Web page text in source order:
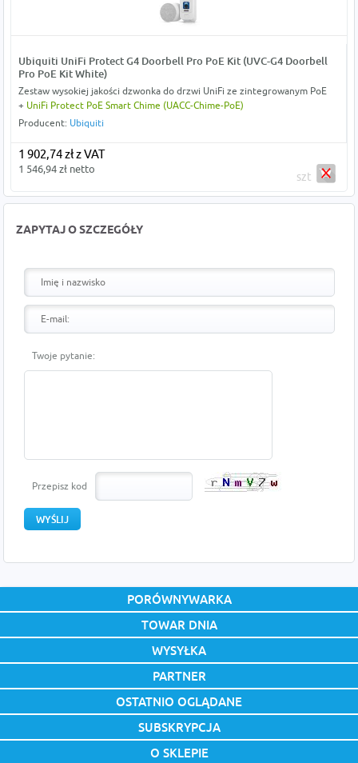
Ubiquiti UniFi Protect G4 Doorbell Pro PoE Kit (UVC-G4 Doorbell
Pro PoE Kit White)
Zestaw wysokiej jakości dzwonka do drzwi UniFi ze zintegrowanym PoE
+ UniFi Protect PoE Smart Chime (UACC-Chime-PoE)
Producent: Ubiquiti
1 902,74 zł z VAT
1 546,94 zł netto
szt
ZAPYTAJ O SZCZEGÓŁY
Twoje pytanie:
Przepisz kod
PORÓWNYWARKA
TOWAR DNIA
WYSYŁKA
PARTNER
OSTATNIO OGLĄDANE
SUBSKRYPCJA
O SKLEPIE